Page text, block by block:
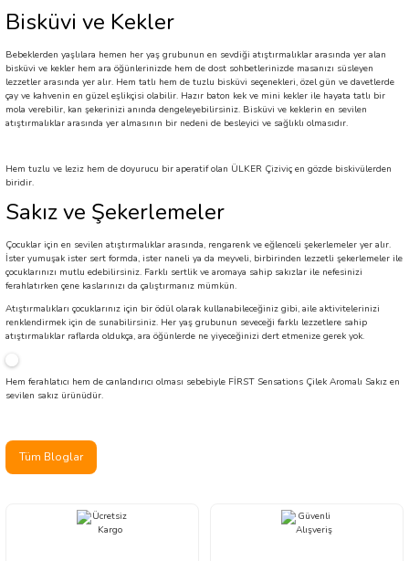
Bisküvi ve Kekler
Bebeklerden yaşlılara hemen her yaş grubunun en sevdiği atıştırmalıklar arasında yer alan
bisküvi ve kekler hem ara öğünlerinizde hem de dost sohbetlerinizde masanızı süsleyen
lezzetler arasında yer alır. Hem tatlı hem de tuzlu bisküvi seçenekleri, özel gün ve davetlerde
çay ve kahvenin en güzel eşlikçisi olabilir. Hazır baton kek ve mini kekler ile hayata tatlı bir
mola verebilir, kan şekerinizi anında dengeleyebilirsiniz. Bisküvi ve keklerin en sevilen
atıştırmalıklar arasında yer almasının bir nedeni de besleyici ve sağlıklı olmasıdır.
Hem tuzlu ve leziz hem de doyurucu bir aperatif olan ÜLKER Çiziviç en gözde biskivülerden
biridir.
Sakız ve Şekerlemeler
Çocuklar için en sevilen atıştırmalıklar arasında, rengarenk ve eğlenceli şekerlemeler yer alır.
İster yumuşak ister sert formda, ister naneli ya da meyveli, birbirinden lezzetli şekerlemeler ile
çocuklarınızı mutlu edebilirsiniz. Farklı sertlik ve aromaya sahip sakızlar ile nefesinizi
ferahlatırken çene kaslarınızı da çalıştırmanız mümkün.
Atıştırmalıkları çocuklarınız için bir ödül olarak kullanabileceğiniz gibi, aile aktivitelerinizi
renklendirmek için de sunabilirsiniz. Her yaş grubunun seveceği farklı lezzetlere sahip
atıştırmalıklar raflarda oldukça, ara öğünlerde ne yiyeceğinizi dert etmenize gerek yok.
Hem ferahlatıcı hem de canlandırıcı olması sebebiyle FİRST Sensations Çilek Aromalı Sakız en
sevilen sakız ürünüdür.
Tüm Bloglar